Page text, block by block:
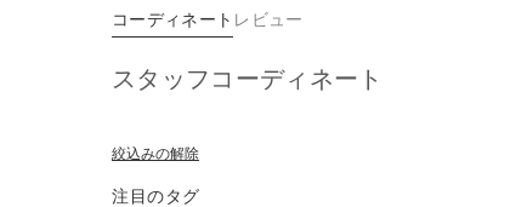
コーディネート レビュー
スタッフコーディネート
絞込みの解除
注目のタグ